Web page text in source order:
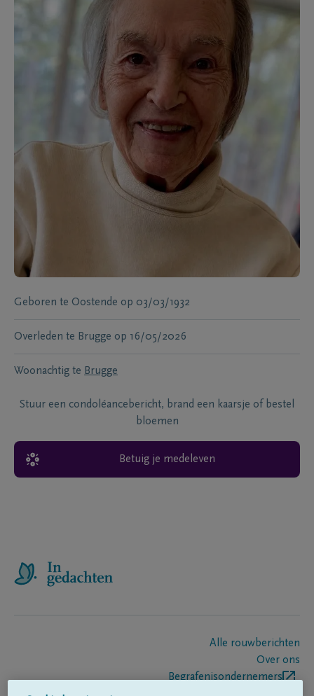
Geboren te Oostende op 03/03/1932
Overleden te Brugge op 16/05/2026
Woonachtig te Brugge
Stuur een condoléancebericht, brand een kaarsje of bestel
bloemen
Betuig je medeleven
Alle rouwberichten
Over ons
Begrafenisondernemers